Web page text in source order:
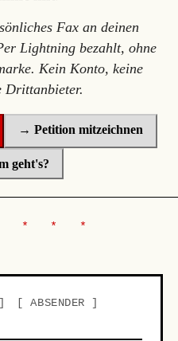
Fax an deinen
Lightning bezahlt, ohne
Kein Konto, keine
Drittanbieter.
→ Petition mitzeichnen
geht's?
ABSENDER